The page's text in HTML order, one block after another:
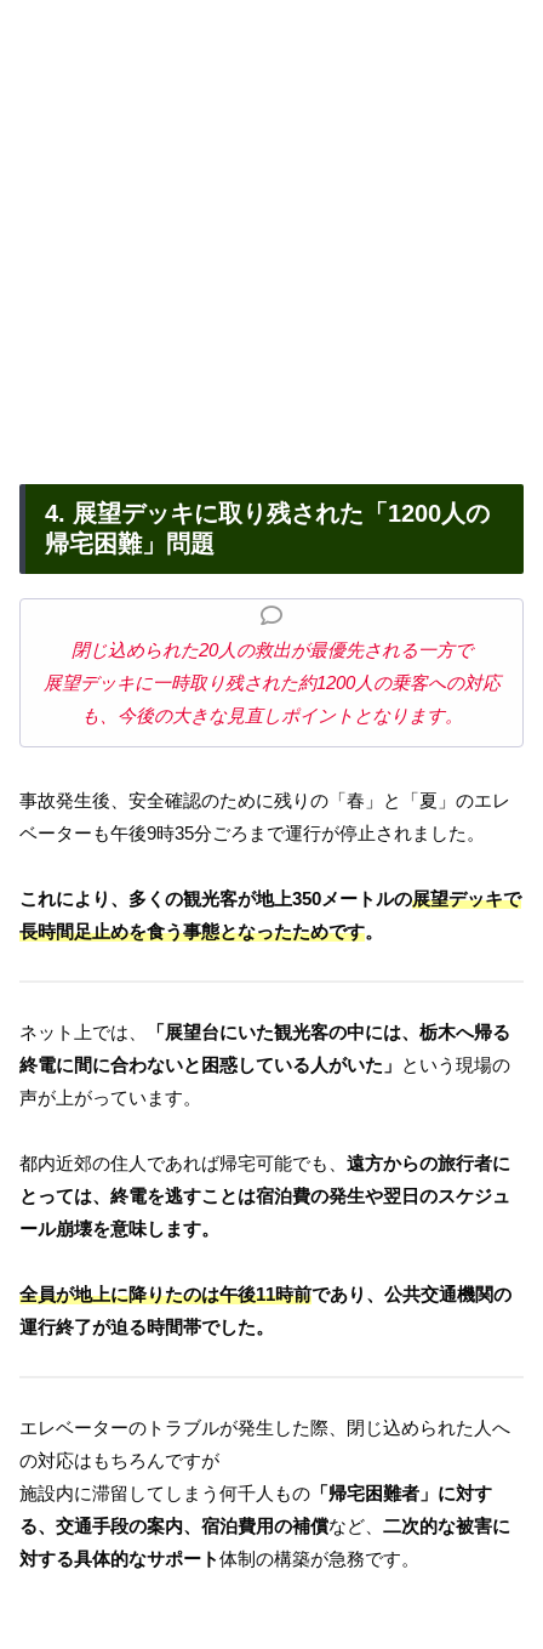
4. 展望デッキに取り残された「1200人の
帰宅困難」問題
閉じ込められた20人の救出が最優先される一方で
展望デッキに一時取り残された約1200人の乗客への対応
も、今後の大きな見直しポイントとなります。
事故発生後、安全確認のために残りの「春」と「夏」のエレ
ベーターも午後9時35分ごろまで運行が停止されました。
これにより、多くの観光客が地上350メートルの展望デッキで
長時間足止めを食う事態となったためです。
ネット上では、
「展望台にいた観光客の中には、栃木へ帰る
終電に間に合わないと困惑している人がいた」 という現場の
声が上がっています。
都内近郊の住人であれば帰宅可能でも、 遠方からの旅行者に
とっては、終電を逃すことは宿泊費の発生や翌日のスケジュ
ール崩壊を意味します。
全員が地上に降りたのは午後11時前であり、公共交通機関の
運行終了が迫る時間帯でした。
エレベーターのトラブルが発生した際、閉じ込められた人へ
の対応はもちろんですが
施設内に滞留してしまう何千人もの 「帰宅困難者」に対す
る、交通手段の案内、宿泊費用の補償など、 二次的な被害に
対する具体的なサポート体制の構築が急務です。